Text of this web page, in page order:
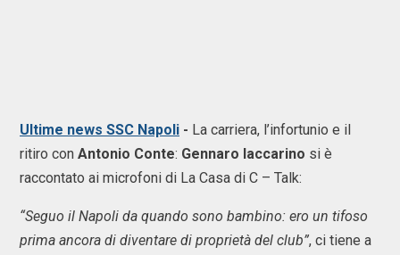
Ultime news SSC Napoli - La carriera, l’infortunio e il
ritiro con Antonio Conte: Gennaro Iaccarino si è
raccontato ai microfoni di La Casa di C – Talk:
“Seguo il Napoli da quando sono bambino: ero un tifoso
prima ancora di diventare di proprietà del club”, ci tiene a